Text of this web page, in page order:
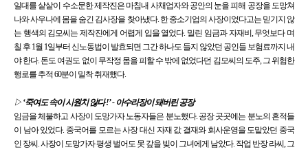
일대를 샅샅이 수소문한 제작진은 마침내 사채업자와 공안의 눈을 피해 공장을 도망쳐
나와 사우나에 몸을 숨긴 김사장을 찾아냈다. 한 중소기업의 사장이었다고는 믿기지 않
는 행색의 김모씨는 제작진에게 어렵게 입을 열었다. 밀린 임금과 자재비, 무엇보다 며
칠 후 1월 1일부터 신노동법이 발효되면 그간 하나도 들지 않았던 공인들 보험료까지 내
야 한다. 돈도 여권도 없이 무작정 몸을 피할 수 밖에 없었다던 김모씨의 도주, 그 위험한
행로를 추적 60분이 밀착 취재했다.
▷ ‘죽여도 속이 시원치 않다 !’ - 아수라장이 돼버린 공장
임금을 체불하고 사장이 도망가자 노동자들은 분노했다. 공장 곳곳에는 분노의 흔적들
이 남아 있었다. 중국어를 모르는 사장 대신 자재 값 결재와 회사운영을 도맡았던 중국
인 장씨. 사장이 도망가자 평생 벌어도 못 갚을 빚이 그녀에게 남았다. 작업 반장 라씨, 그